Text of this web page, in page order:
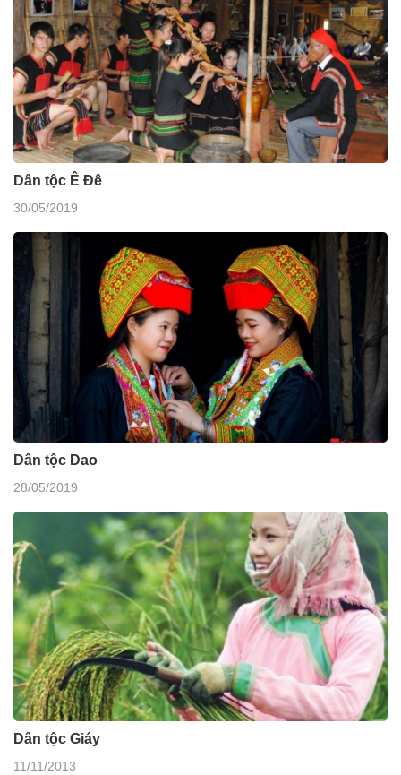
Dân tộc Ê Đê
30/05/2019
Dân tộc Dao
28/05/2019
Dân tộc Giáy
11/11/2013